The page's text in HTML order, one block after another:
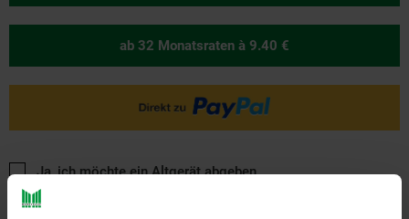
ab 32 Monatsraten à 9.40 €
Ja, ich möchte ein Altgerät abgeben.